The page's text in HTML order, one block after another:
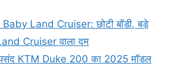
Land Cruiser: छोटी बॉडी, बड़े
Cruiser वाला दम
KTM Duke 200 का 2025 मॉडल